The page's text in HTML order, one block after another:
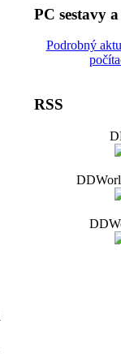
PC sestavy
Podrobný
RSS